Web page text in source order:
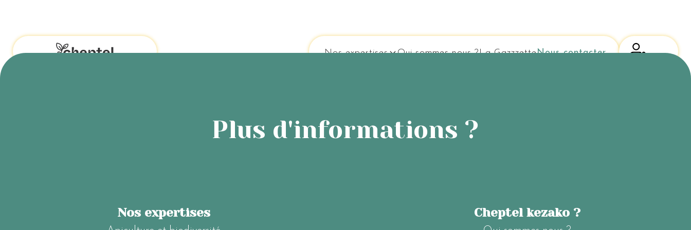
Nos expertises Qui sommes-nous ?La GazzzetteNous contacter
Plus d'informations ?
Nos expertises Cheptel kezako ?